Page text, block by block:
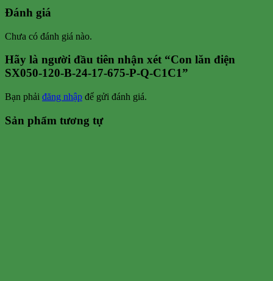
Đánh giá
Chưa có đánh giá nào.
Hãy là người đầu tiên nhận xét “Con lăn điện
SX050-120-B-24-17-675-P-Q-C1C1”
Bạn phải đăng nhập để gửi đánh giá.
Sản phẩm tương tự